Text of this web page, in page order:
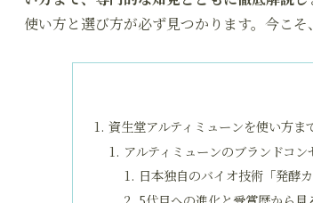
使い方と選び方が必ず見つかります。今こ
資生堂アルティミューンを使い方
アルティミューンのブランドコ
日本独自のバイオ技術「発酵